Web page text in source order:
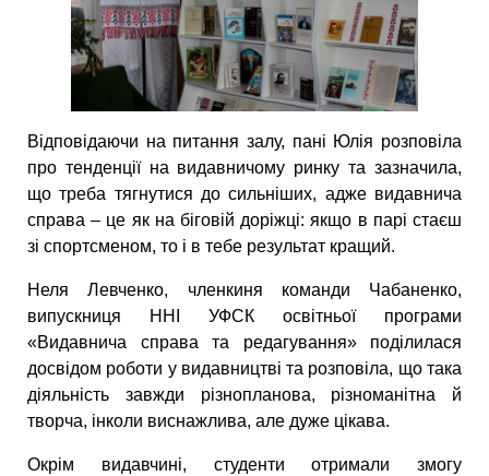
Відповідаючи на питання залу, пані Юлія розповіла
про тенденції на видавничому ринку та зазначила,
що треба тягнутися до сильніших, адже видавнича
справа – це як на біговій доріжці: якщо в парі стаєш
зі спортсменом, то і в тебе результат кращий.
Неля Левченко, членкиня команди Чабаненко,
випускниця ННІ УФСК освітньої програми
«Видавнича справа та редагування» поділилася
досвідом роботи у видавництві та розповіла, що така
діяльність завжди різнопланова, різноманітна й
творча, інколи виснажлива, але дуже цікава.
Окрім видавчині, студенти отримали змогу